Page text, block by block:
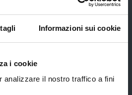
Informazioni sui cookie
i cookie
analizzare il nostro traffico a fini
(NCP)
integrato